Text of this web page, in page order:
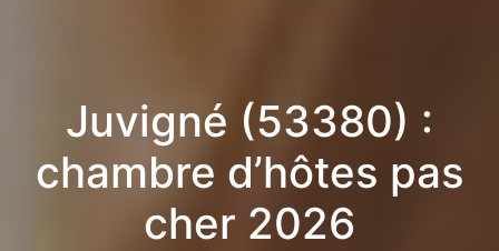
Juvigné (53380) :
chambre d’hôtes pas
cher 2026